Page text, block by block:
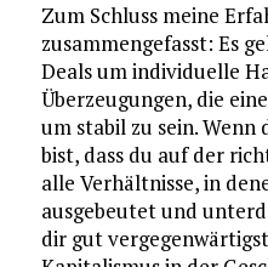
Zum Schluss meine
zusammengefasst: Es
Deals um individuelle
Überzeugungen, die
um stabil zu sein.
bist, dass du auf der
alle Verhältnisse, in
ausgebeutet und
dir gut